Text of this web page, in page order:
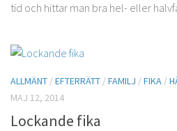
tid och hittar man bra hel- eller
ALLMÄNT /EFTERRÄTT /FAMILJ /FIKA /
MAJ 12, 2014
Lockande fika